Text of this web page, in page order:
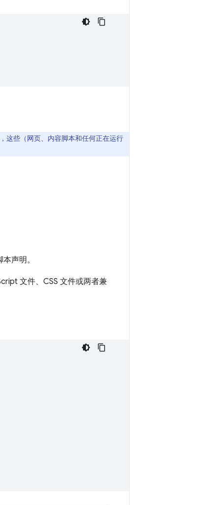
这些（网页、内容脚本和任何正在运行
声明。
文件、CSS 文件或两者兼